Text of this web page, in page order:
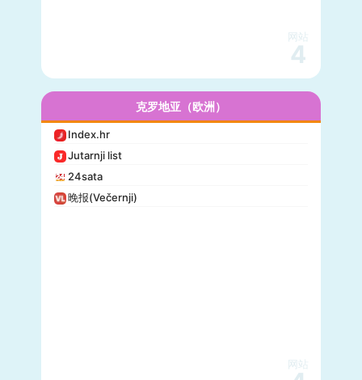
网站
4
克罗地亚（欧洲）
Index.hr
Jutarnji list
24sata
晚报(Večernji)
网站